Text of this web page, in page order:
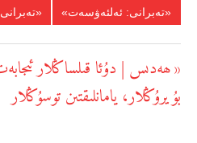
«تەبرانى: ئەلئەۋسەت»
يازما
يۆتكەش
Previous
Post:
ھەدىس | دۇئا قىلساڭلار
بۇيرۇڭلار، يامانلىقتىن توسۇڭلار